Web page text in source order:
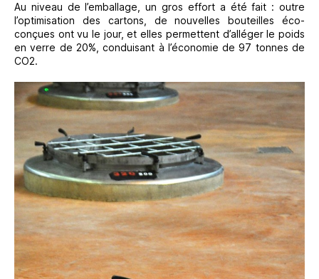
Au niveau de l’emballage, un gros effort a été fait : outre
l’optimisation des cartons, de nouvelles bouteilles éco-
conçues ont vu le jour, et elles permettent d’alléger le poids
en verre de 20%, conduisant à l’économie de 97 tonnes de
CO2.